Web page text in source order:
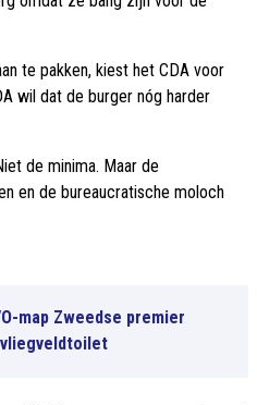
te pakken, kiest het CDA voor
wil dat de burger nóg harder
de minima. Maar de
en de bureaucratische moloch
map Zweedse premier